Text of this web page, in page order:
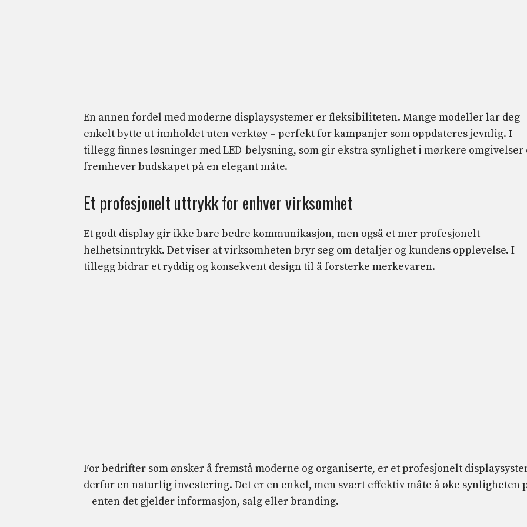
En annen fordel med moderne displaysystemer er fleksibiliteten. Mange modeller lar deg
enkelt bytte ut innholdet uten verktøy – perfekt for kampanjer som oppdateres jevnlig. I
tillegg finnes løsninger med LED-belysning, som gir ekstra synlighet i mørkere omgivelser
fremhever budskapet på en elegant måte.
Et profesjonelt uttrykk for enhver virksomhet
Et godt display gir ikke bare bedre kommunikasjon, men også et mer profesjonelt
helhetsinntrykk. Det viser at virksomheten bryr seg om detaljer og kundens opplevelse. I
tillegg bidrar et ryddig og konsekvent design til å forsterke merkevaren.
For bedrifter som ønsker å fremstå moderne og organiserte, er et profesjonelt
derfor en naturlig investering. Det er en enkel, men svært effektiv måte å øke synligheten
– enten det gjelder informasjon, salg eller branding.